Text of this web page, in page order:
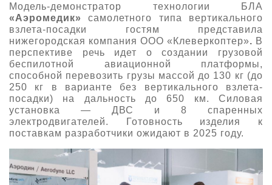
Модель-демонстратор технологии БЛА
«Аэромедик» самолетного типа вертикального
взлета-посадки
гостям представила
нижегородская компания ООО «Клеверкоптер». В
перспективе речь идет о создании грузовой
беспилотной авиационной платформы,
способной перевозить грузы массой до 130 кг (до
250 кг в варианте без вертикального взлета-
посадки) на дальность до 650 км. Силовая
установка — ДВС и 8 спаренных
электродвигателей. Готовность изделия к
поставкам разработчики ожидают в 2025 году.